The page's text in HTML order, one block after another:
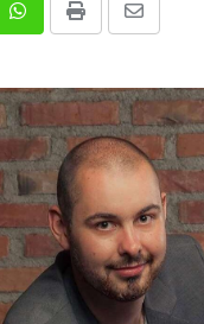
WhatsappPrint
Share
Email